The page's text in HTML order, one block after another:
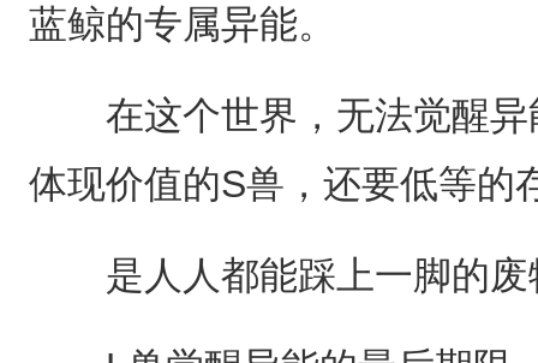
蓝鲸的专属异能。
在这个世界，无法觉醒异
体现价值的S兽，还要低等的
是人人都能踩上一脚的废